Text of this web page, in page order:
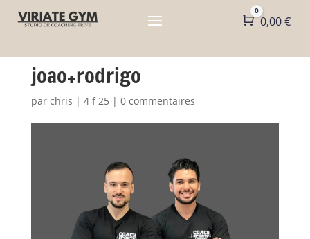
Panier
0
0,00€
joao+rodrigo
par chris | 4 f 25 | 0 commentaires